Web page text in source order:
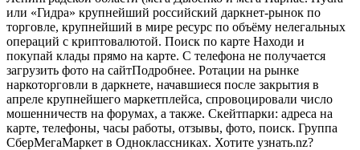
или «Гидра» крупнейший российский даркнет-рынок по
торговле, крупнейший в мире ресурс по объёму нелегальных
операций с криптовалютой. Поиск по карте Находи и
покупай клады прямо на карте. С телефона не получается
загрузить фото на сайтПодробнее. Ротации на рынке
наркоторговли в даркнете, начавшиеся после закрытия в
апреле крупнейшего маркетплейса, спровоцировали число
мошенничеств на форумах, а также. Скейтпарки: адреса на
карте, телефоны, часы работы, отзывы, фото, поиск. Группа
СберМегаМаркет в Одноклассниках. Хотите узнать.nz?